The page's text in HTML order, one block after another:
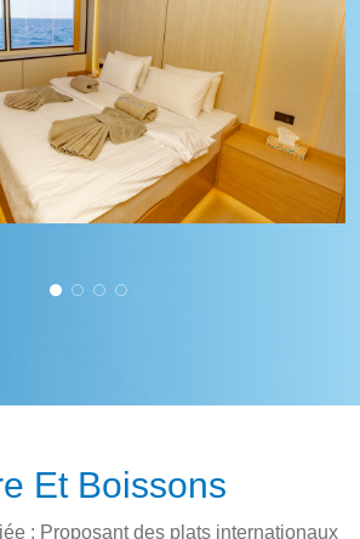
Et Boissons
: Proposant des plats internationaux